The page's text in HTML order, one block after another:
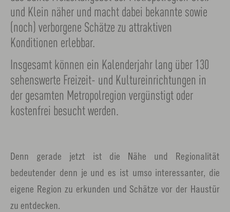
und Klein näher und macht dabei bekannte sowie
(noch) verborgene Schätze zu attraktiven
Konditionen erlebbar.
Insgesamt können ein Kalenderjahr lang über 130
sehenswerte Freizeit- und Kultureinrichtungen in
der gesamten Metropolregion vergünstigt oder
kostenfrei besucht werden.
Denn gerade jetzt ist die Nähe und Regionalität
bedeutender denn je und es ist umso interessanter, die
eigene Region zu erkunden und Schätze vor der Haustür
zu entdecken.